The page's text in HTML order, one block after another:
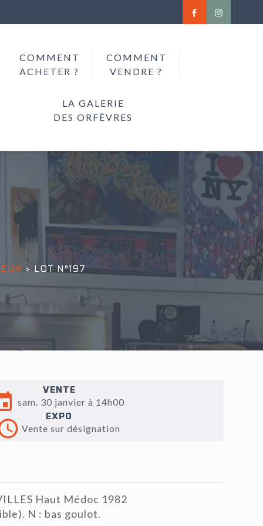
COMMENT
ACHETER ?
COMMENT
VENDRE ?
LA GALERIE
DES ORFÈVRES
> LOT N°197
VENTE
sam. 30 janvier à 14h00
EXPO
Vente sur désignation
Haut Médoc 1982
N : bas goulot.